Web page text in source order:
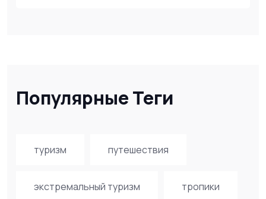
Популярные Теги
туризм путешествия
экстремальный туризм тропики